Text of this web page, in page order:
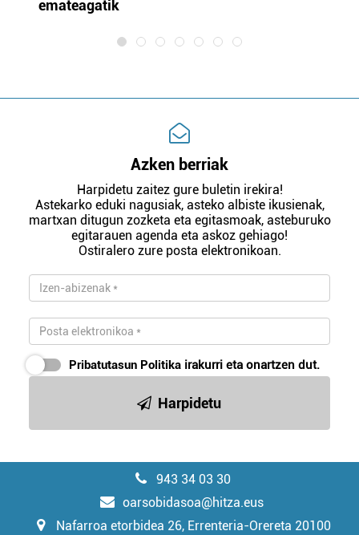
emateagatik
Azken berriak
Harpidetu zaitez gure buletin irekira!
Astekarko eduki nagusiak, asteko albiste ikusienak,
martxan ditugun zozketa eta egitasmoak, asteburuko
egitarauen agenda eta askoz gehiago!
Ostiralero zure posta elektronikoan.
Pribatutasun Politika irakurri eta onartzen dut.
Harpidetu
943 34 03 30
oarsobidasoa@hitza.eus
Nafarroa etorbidea 26, Errenteria-Orereta 20100